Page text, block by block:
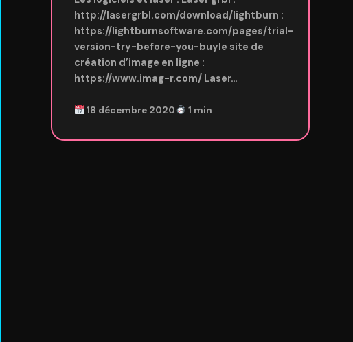
http://lasergrbl.com/download/lightburn :
https://lightburnsoftware.com/pages/trial-
version-try-before-you-buyle site de
création d’image en ligne :
https://www.imag-r.com/ Laser…
18 décembre 2020 1 min